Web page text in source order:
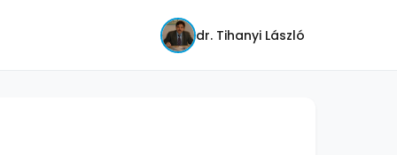
dr. Tihanyi László